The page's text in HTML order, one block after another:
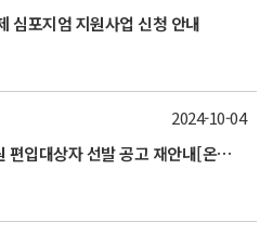
심포지엄 지원사업 신청 안내
2024년도 후기 전문연구요원 편입대상자 선발 공고 재안내[온라인 신청기간: 10. 9(수) 18:00까지, 지원서류 제출기간: 10. 10(목) 12:00까지]
2024-10-04